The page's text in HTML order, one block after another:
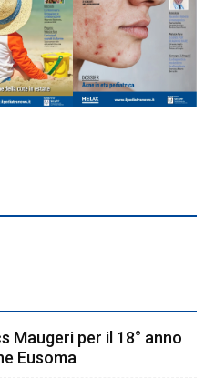
Maugeri per il 18° anno
Eusoma